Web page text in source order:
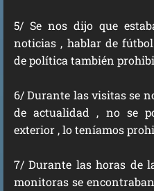
5/ Se nos dijo que
noticias , hablar de
de política también
6/ Durante las visitas se
de actualidad , no se
exterior , lo teníamos
7/ Durante las horas de
monitoras se